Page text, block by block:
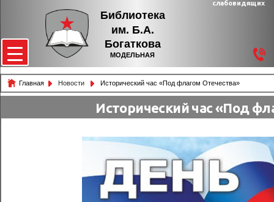
Библиотека
им. Б.А.
Богаткова
МОДЕЛЬНАЯ
слабовидящих
Главная Новости Исторический час «Под флагом Отечества»
Исторический час «Под